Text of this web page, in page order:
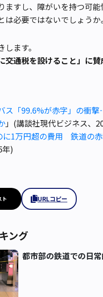
すし、障がいを持つ可能
必要ではないでしょうか。
ます。
交通税を設けること」に
ス「99.6%が赤字」の衝
」(講談社現代ビジネス、
に1万円超の費用 鉄道の
年)
ト URLコピー
ング
都市部の鉄道での日